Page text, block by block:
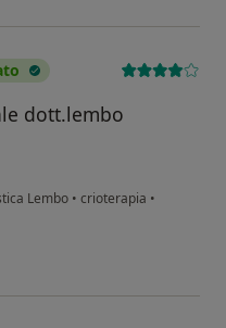
dott.lembo
Lembo • crioterapia •